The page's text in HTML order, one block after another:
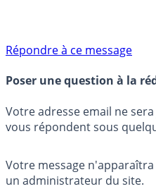
Répondre à ce message
Poser une question à la
Votre adresse email ne
vous répondent sous
Votre message
un administrateur du site.